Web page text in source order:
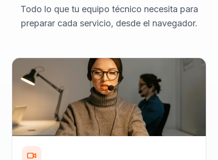
Todo lo que tu equipo técnico necesita para
preparar cada servicio, desde el navegador.